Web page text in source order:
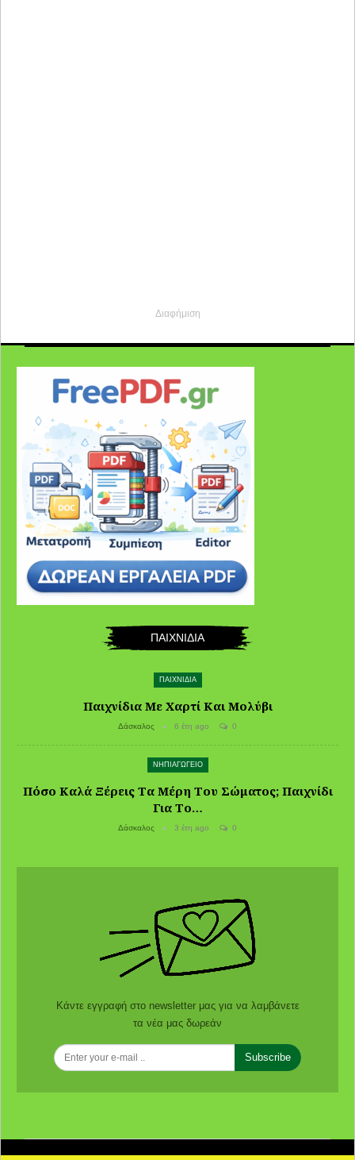
Διαφήμιση
ΠΑΙΧΝΙΔΙΑ
ΠΑΙΧΝΙΔΙΑ
Παιχνίδια Με Χαρτί Και Μολύβι
Δάσκαλος 6 έτη ago 0
ΝΗΠΙΑΓΩΓΕΙΟ
Πόσο Καλά Ξέρεις Τα Μέρη Του Σώματος; Παιχνίδι
Για Το…
Δάσκαλος 3 έτη ago 0
Κάντε εγγραφή στο newsletter μας για να λαμβάνετε
τα νέα μας δωρεάν
Subscribe